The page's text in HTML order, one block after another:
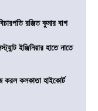
রঞ্জিত কুমার বাগ
ইঞ্জিনিয়ার হাতে নাতে
করল কলকাতা হাইকোর্ট